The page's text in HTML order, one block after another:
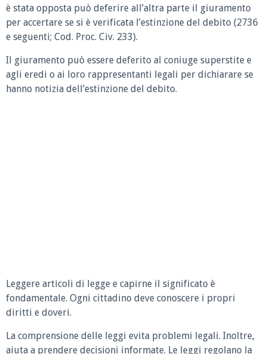
è stata opposta può deferire all’altra parte il giuramento
per accertare se si è verificata l’estinzione del debito (2736
e seguenti; Cod. Proc. Civ. 233).
Il giuramento può essere deferito al coniuge superstite e
agli eredi o ai loro rappresentanti legali per dichiarare se
hanno notizia dell’estinzione del debito.
Leggere articoli di legge e capirne il significato è
fondamentale. Ogni cittadino deve conoscere i propri
diritti e doveri.
La comprensione delle leggi evita problemi legali. Inoltre,
aiuta a prendere decisioni informate. Le leggi regolano la